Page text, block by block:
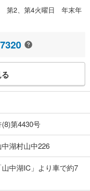
第2、第4火曜日 年末年
第4430号
湖村山中226
中湖IC」より車で約7